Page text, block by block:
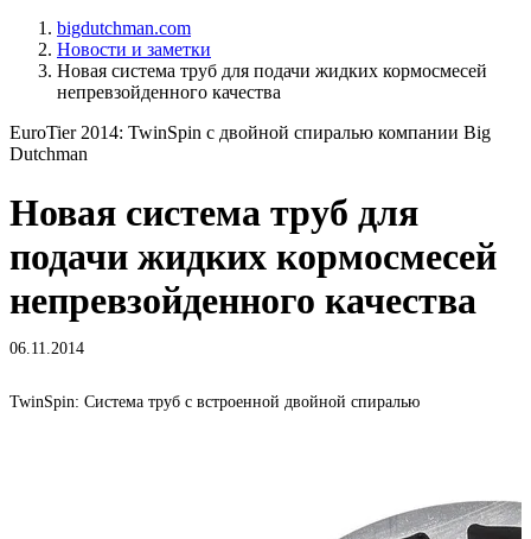
bigdutchman.com
Новости и заметки
Новая система труб для подачи жидких кормосмесей
непревзойденного качества
EuroTier 2014: TwinSpin с двойной спиралью компании Big
Dutchman
Новая система труб для
подачи жидких кормосмесей
непревзойденного качества
06.11.2014
TwinSpin: Система труб с встроенной двойной спиралью